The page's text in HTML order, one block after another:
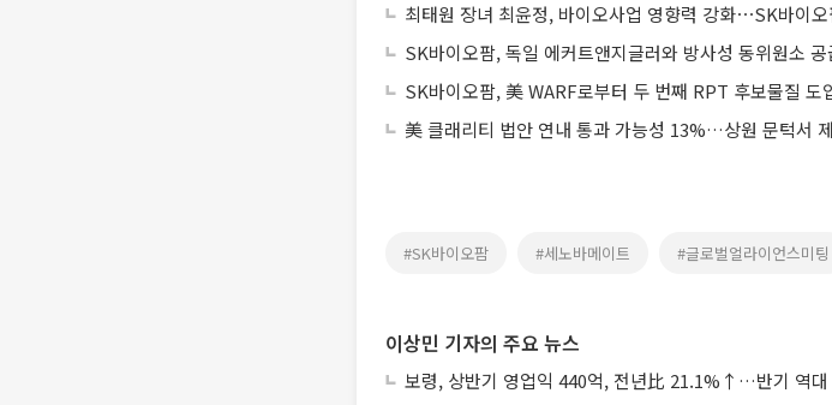
최태원 장녀 최윤정, 바이오사업 영향력 강화⋯SK바이오
SK바이오팜, 독일 에커트앤지글러와 방사성 동위원소 공
SK바이오팜, 美 WARF로부터 두 번째 RPT 후보물질
美 클래리티 법안 연내 통과 가능성 13%…상원 문턱서
#SK바이오팜 #세노바메이트 #글로벌얼라이언스미팅
이상민 기자의 주요 뉴스
보령, 상반기 영업익 440억, 전년比 21.1%↑…반기 역대